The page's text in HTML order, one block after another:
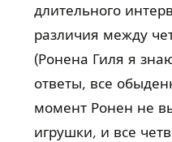
длительного
различия между
(Ронена Гиля я
ответы, все
момент Ронен не
игрушки, и все